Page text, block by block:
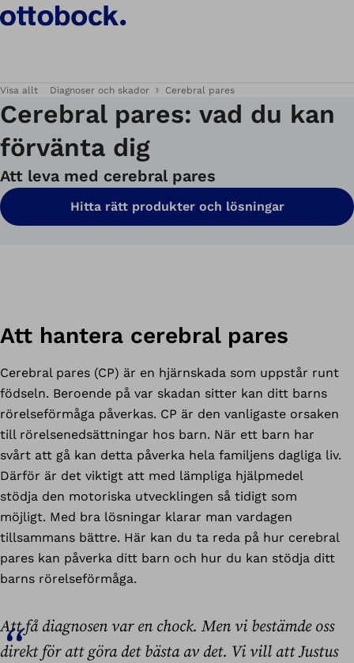
Visa allt Diagnoser och skador Cerebral pares
Cerebral pares: vad du kan
förvänta dig
Att leva med cerebral pares
Hitta rätt produkter och lösningar
Att hantera cerebral pares
Cerebral pares (CP) är en hjärnskada som uppstår runt
födseln. Beroende på var skadan sitter kan ditt barns
rörelseförmåga påverkas. CP är den vanligaste orsaken
till rörelsenedsättningar hos barn. När ett barn har
svårt att gå kan detta påverka hela familjens dagliga liv.
Därför är det viktigt att med lämpliga hjälpmedel
stödja den motoriska utvecklingen så tidigt som
möjligt. Med bra lösningar klarar man vardagen
tillsammans bättre. Här kan du ta reda på hur cerebral
pares kan påverka ditt barn och hur du kan stödja ditt
barns rörelseförmåga.
Att få diagnosen var en chock. Men vi bestämde oss
direkt för att göra det bästa av det. Vi vill att Justus